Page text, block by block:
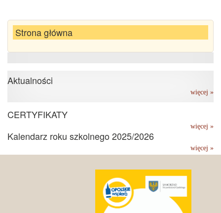
Strona główna
Aktualności
więcej »
CERTYFIKATY
więcej »
Kalendarz roku szkolnego 2025/2026
więcej »